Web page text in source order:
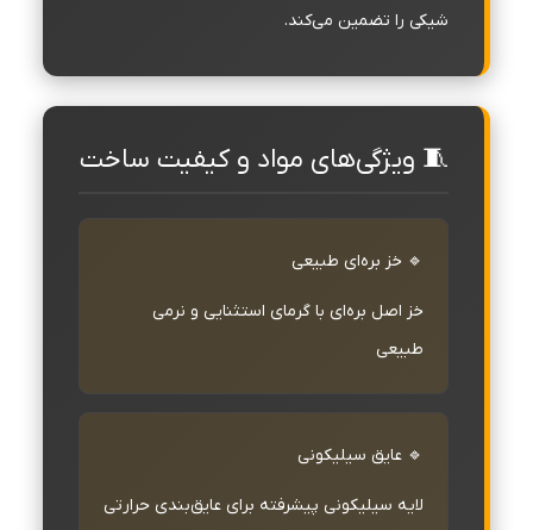
شیکی را تضمین می‌کند.
🧵 ویژگی‌های مواد و کیفیت ساخت
🔹 خز بره‌ای طبیعی
خز اصل بره‌ای با گرمای استثنایی و نرمی
طبیعی
🔹 عایق سیلیکونی
لایه سیلیکونی پیشرفته برای عایق‌بندی حرارتی